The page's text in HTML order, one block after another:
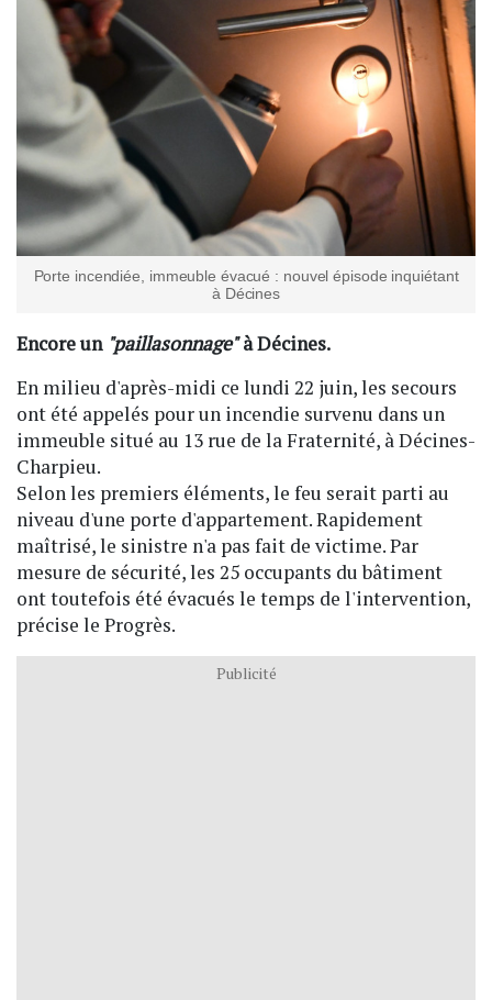
Porte incendiée, immeuble évacué : nouvel épisode inquiétant
à Décines
Encore un "paillasonnage"à Décines.
En milieu d'après-midi ce lundi 22 juin, les secours
ont été appelés pour un incendie survenu dans un
immeuble situé au 13 rue de la Fraternité, à Décines-
Charpieu.
Selon les premiers éléments, le feu serait parti au
niveau d'une porte d'appartement. Rapidement
maîtrisé, le sinistre n'a pas fait de victime. Par
mesure de sécurité, les 25 occupants du bâtiment
ont toutefois été évacués le temps de l'intervention,
précise le Progrès.
Publicité